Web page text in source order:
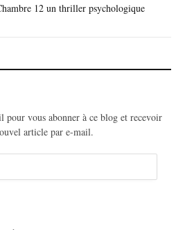
12 un thriller psychologique
pour vous abonner à ce blog et recevoir
article par e-mail.